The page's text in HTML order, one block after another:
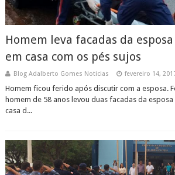
Homem leva facadas da
em casa com os pés sujos
Blog Adalberto Gomes Noticias fevereiro 14,
Homem ficou ferido após discutir com a esposa.
homem de 58 anos levou duas facadas da
casa d...